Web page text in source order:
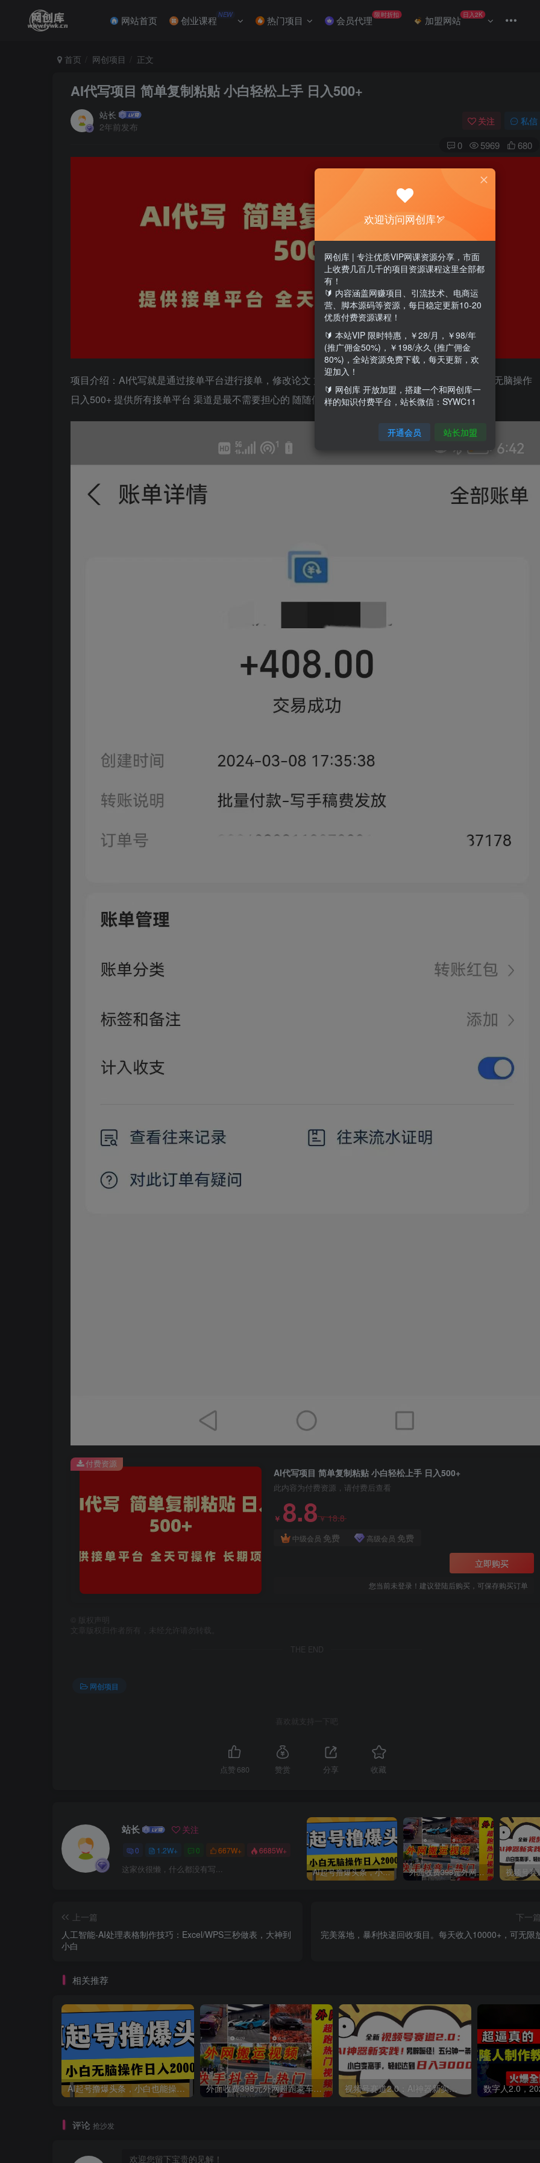
网站首页 创业课程 NEW 热门项目 会员代理 限时折扣 加盟网站 日入2K
首页 网创项目 正文
AI代写项目 简单复制粘贴 小白轻松上手 日入500+
站长
2年前发布
关注 私信
0 5969 680
项目介绍：AI代写就是通过接单平台进行接单，修改论文 文章 或者写思想汇报 工作文章全靠AI生成 无脑操作
日入500+ 提供所有接单平台 渠道是最不需要担心的 随随便便日入500+
AI代写项目 简单复制粘贴 小白轻松上手 日入500+
此内容为付费资源，请付费后查看
￥ 8.8￥18.8
中级会员 免费 高级会员 免费
立即购买
您当前未登录！建议登陆后购买，可保存购买订单
付费资源
版权声明
文章版权归作者所有，未经允许请勿转载。
THE END
网创项目
喜欢就支持一下吧
点赞 680 赞赏 分享 收藏
站长 关注
0 1.2W+ 0 667W+ 6685W+
这家伙很懒，什么都没有写... AI起号撸爆头条，小白也能操作，日入2000+ 外面收费398元外网超跑豪车汽车视频搬运至快手抖音上热门项目
上一篇
人工智能-AI处理表格制作技巧：Excel/WPS三秒做表，大神到
小白
下一
完美落地，暴利快递回收项目。每天收入10000+，可无限
相关推荐
AI起号撸爆头条，小白也能操作，日入2000+ 外面收费398元外网超跑豪车汽车视频搬运至快手抖音上热门项目 视频号赛道2.0：AI神器新实践！另辟蹊径！五分钟一条作品，小白变高手…
评论 抢沙发
欢迎访问网创库🏹
网创库 | 专注优质VIP网课资源分享，市面
上收费几百几千的项目资源课程这里全部都
有！
🔰 内容涵盖网赚项目、引流技术、电商运
营、脚本源码等资源，每日稳定更新10-20
优质付费资源课程！
🔰 本站VIP 限时特惠，￥28/月，￥98/年
(推广佣金50%)，￥198/永久 (推广佣金
80%)，全站资源免费下载，每天更新，欢
迎加入！
🔰 网创库 开放加盟，搭建一个和网创库一
样的知识付费平台，站长微信：SYWC11
开通会员 站长加盟